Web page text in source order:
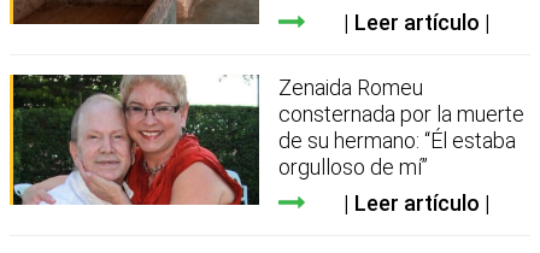
Leer artículo
Zenaida Romeu
consternada por la muerte
de su hermano: “Él estaba
orgulloso de mí”
Leer artículo